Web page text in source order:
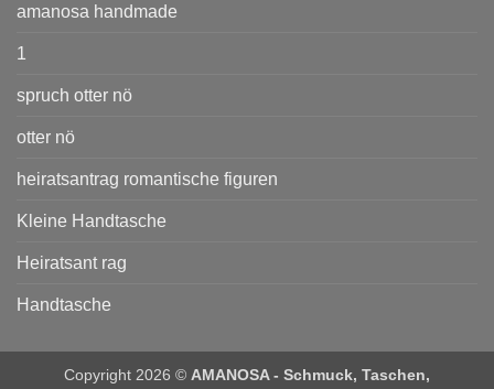
amanosa handmade
1
spruch otter nö
otter nö
heiratsantrag romantische figuren
Kleine Handtasche
Heiratsant rag
Handtasche
Copyright 2026 © AMANOSA - Schmuck, Taschen,